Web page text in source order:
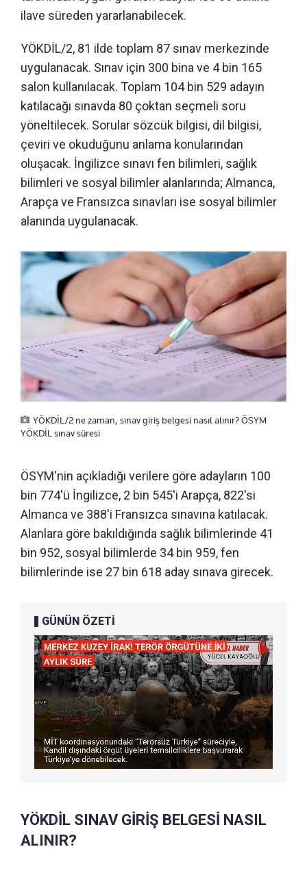
ilave süreden yararlanabilecek.
YÖKDİL/2, 81 ilde toplam 87 sınav merkezinde
uygulanacak. Sınav için 300 bina ve 4 bin 165
salon kullanılacak. Toplam 104 bin 529 adayın
katılacağı sınavda 80 çoktan seçmeli soru
yöneltilecek. Sorular sözcük bilgisi, dil bilgisi,
çeviri ve okuduğunu anlama konularından
oluşacak. İngilizce sınavı fen bilimleri, sağlık
bilimleri ve sosyal bilimler alanlarında; Almanca,
Arapça ve Fransızca sınavları ise sosyal bilimler
alanında uygulanacak.
YÖKDİL/2 ne zaman, sınav giriş belgesi nasıl alınır? ÖSYM
YÖKDİL sınav süresi
ÖSYM'nin açıkladığı verilere göre adayların 100
bin 774'ü İngilizce, 2 bin 545'i Arapça, 822'si
Almanca ve 388'i Fransızca sınavına katılacak.
Alanlara göre bakıldığında sağlık bilimlerinde 41
bin 952, sosyal bilimlerde 34 bin 959, fen
bilimlerinde ise 27 bin 618 aday sınava girecek.
GÜNÜN ÖZETİ
YÖKDİL SINAV GİRİŞ BELGESİ NASIL
ALINIR?